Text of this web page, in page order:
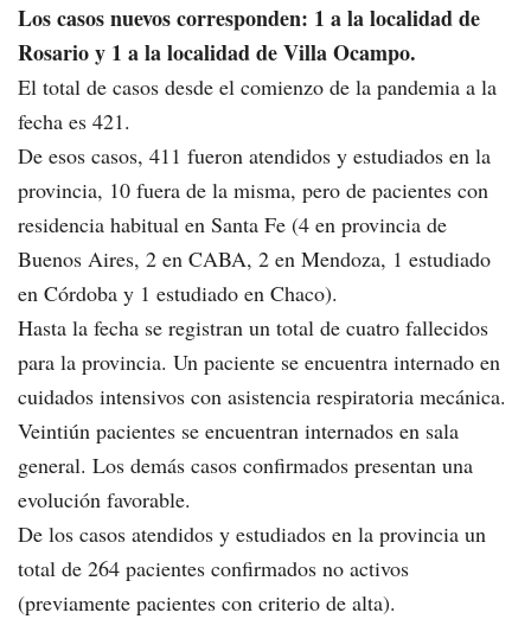
Los casos nuevos corresponden: 1 a la localidad de
Rosario y 1 a la localidad de Villa Ocampo.
El total de casos desde el comienzo de la pandemia a la
fecha es 421.
De esos casos, 411 fueron atendidos y estudiados en la
provincia, 10 fuera de la misma, pero de pacientes con
residencia habitual en Santa Fe (4 en provincia de
Buenos Aires, 2 en CABA, 2 en Mendoza, 1 estudiado
en Córdoba y 1 estudiado en Chaco).
Hasta la fecha se registran un total de cuatro fallecidos
para la provincia. Un paciente se encuentra internado en
cuidados intensivos con asistencia respiratoria mecánica.
Veintiún pacientes se encuentran internados en sala
general. Los demás casos confirmados presentan una
evolución favorable.
De los casos atendidos y estudiados en la provincia un
total de 264 pacientes confirmados no activos
(previamente pacientes con criterio de alta).